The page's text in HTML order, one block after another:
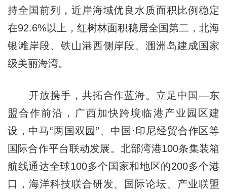
持全国前列，近岸海域优良水质面积比例稳定
在92.6%以上，红树林面积稳居全国第二，北海
银滩岸段、铁山港西侧岸段、涠洲岛建成国家
级美丽海湾。
开放携手，共拓合作蓝海。立足中国—东
盟合作前沿，广西加快跨境临港产业园区建
设，中马“两国双园”、中国·印尼经贸合作区等
国际合作平台联动发展。北部湾港100条集装箱
航线通达全球100多个国家和地区的200多个港
口，海洋科技联合研发、国际论坛、产业联盟